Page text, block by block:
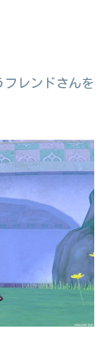
フレンドさんを